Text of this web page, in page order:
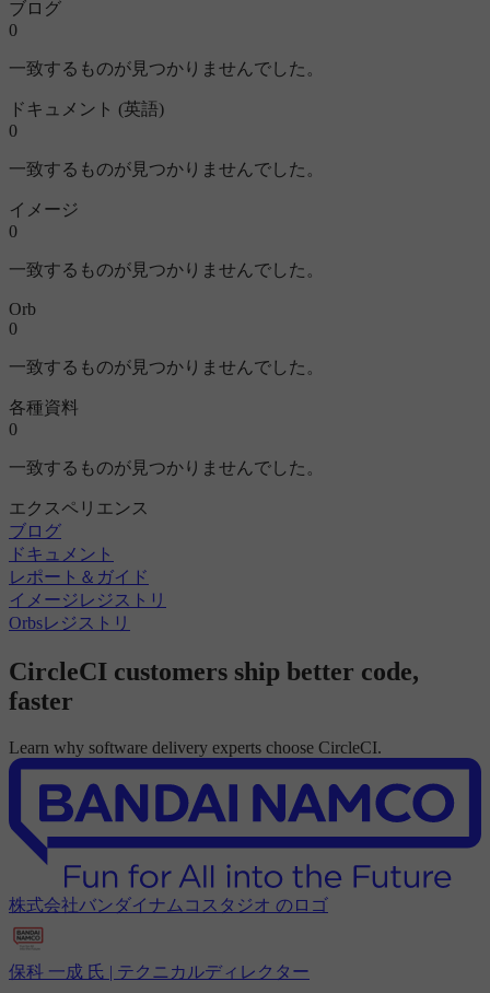
ブログ
0
一致するものが見つかりませんでした。
ドキュメント (英語)
0
一致するものが見つかりませんでした。
イメージ
0
一致するものが見つかりませんでした。
Orb
0
一致するものが見つかりませんでした。
各種資料
0
一致するものが見つかりませんでした。
エクスペリエンス
ブログ
ドキュメント
レポート＆ガイド
イメージレジストリ
Orbsレジストリ
CircleCI customers ship better code,
faster
Learn why software delivery experts choose CircleCI.
株式会社バンダイナムコスタジオ のロゴ
保科 一成 氏 | テクニカルディレクター